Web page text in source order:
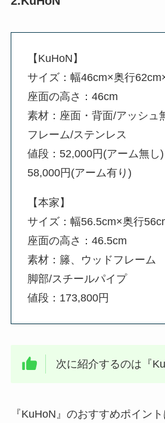
【KuHoN】
サイズ：幅46cm×奥行
座面の高さ：46cm
素材：座面・背面/アッシュ
フレーム/ステンレス
値段：52,000円(アーム無し)
58,000円(アーム有り)
【本家】
サイズ：幅56.5cm×奥行
座面の高さ：46.5cm
素材：籐、ウッドフレーム
脚部/スチールパイプ
値段：173,800円
次に紹介するのは『
『KuHoN』のおすすめポイント